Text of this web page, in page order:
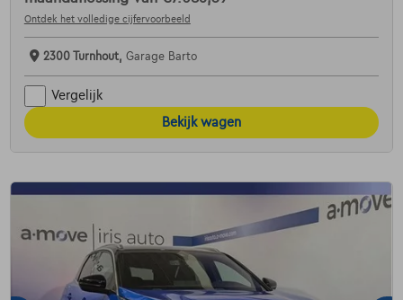
Ontdek het volledige cijfervoorbeeld
2300 Turnhout, Garage Barto
Vergelijk
Bekijk wagen